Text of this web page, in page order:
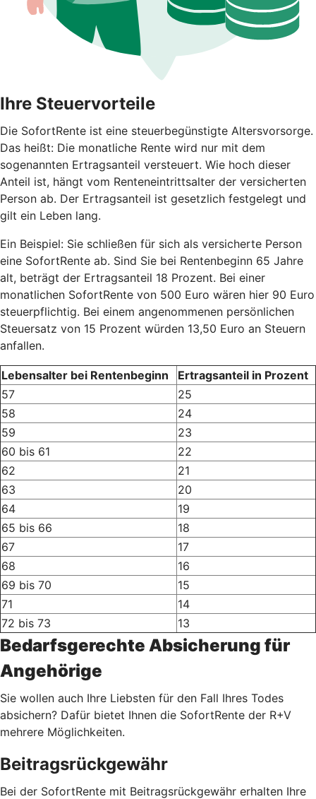
Ihre Steuervorteile
Die SofortRente ist eine steuerbegünstigte Altersvorsorge.
Das heißt: Die monatliche Rente wird nur mit dem
sogenannten Ertragsanteil versteuert. Wie hoch dieser
Anteil ist, hängt vom Renteneintrittsalter der versicherten
Person ab. Der Ertragsanteil ist gesetzlich festgelegt und
gilt ein Leben lang.
Ein Beispiel: Sie schließen für sich als versicherte Person
eine SofortRente ab. Sind Sie bei Rentenbeginn 65 Jahre
alt, beträgt der Ertragsanteil 18 Prozent. Bei einer
monatlichen SofortRente von 500 Euro wären hier 90 Euro
steuerpflichtig. Bei einem angenommenen persönlichen
Steuersatz von 15 Prozent würden 13,50 Euro an Steuern
anfallen.
Lebensalter bei Rentenbeginn
Ertragsanteil in Prozent
57
25
58
24
59
23
60 bis 61
22
62
21
63
20
64
19
65 bis 66
18
67
17
68
16
69 bis 70
15
71
14
72 bis 73
13
Bedarfsgerechte Absicherung für
Angehörige
Sie wollen auch Ihre Liebsten für den Fall Ihres Todes
absichern? Dafür bietet Ihnen die SofortRente der R+V
mehrere Möglichkeiten.
Beitragsrückgewähr
Bei der SofortRente mit Beitragsrückgewähr erhalten Ihre